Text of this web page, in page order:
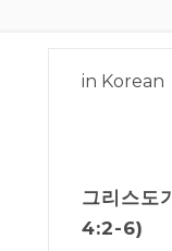
in Korean
그리스도
4:2-6)